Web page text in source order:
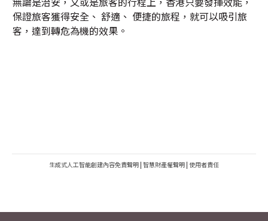
保證旅客獲得安全、 舒適、 便捷的旅程，就可以吸引旅
客，達到轉危為機的效果。
生成式人工智能創建內容免責聲明 | 智慧財產權聲明 | 使用者責任